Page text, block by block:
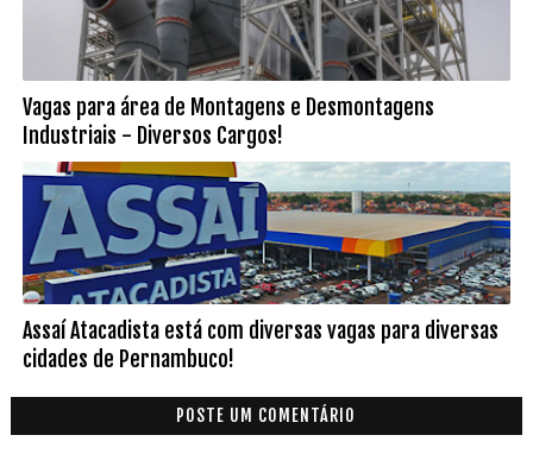
Vagas para área de Montagens e Desmontagens
Industriais - Diversos Cargos!
Assaí Atacadista está com diversas vagas para diversas
cidades de Pernambuco!
POSTE UM COMENTÁRIO